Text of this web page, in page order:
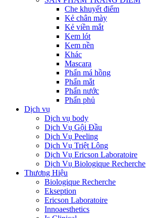
Che khuyết điểm
Kẻ chân mày
Kẻ viền mắt
Kem lót
Kem nền
Khác
Mascara
Phấn má hồng
Phấn mắt
Phấn nước
Phấn phủ
Dịch vụ
Dịch vụ body
Dịch Vụ Gội Đầu
Dịch Vụ Peeling
Dịch Vụ Triệt Lông
Dịch Vụ Ericson Laboratoire
Dịch Vụ Biologique Recherche
Thương Hiệu
Biologique Recherche
Ekseption
Ericson Laboratoire
Innoaesthetics